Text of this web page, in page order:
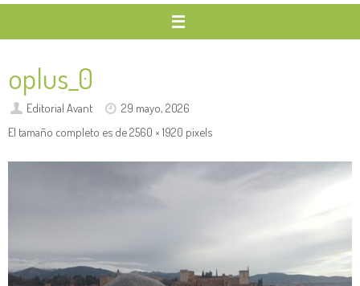
oplus_0
Editorial Avant
29 mayo, 2026
El tamaño completo es de2560 × 1920 pixels